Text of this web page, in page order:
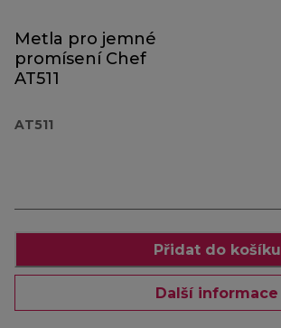
Metla pro jemné
promísení Chef
AT511
AT511
Přidat do košíku
Další informace